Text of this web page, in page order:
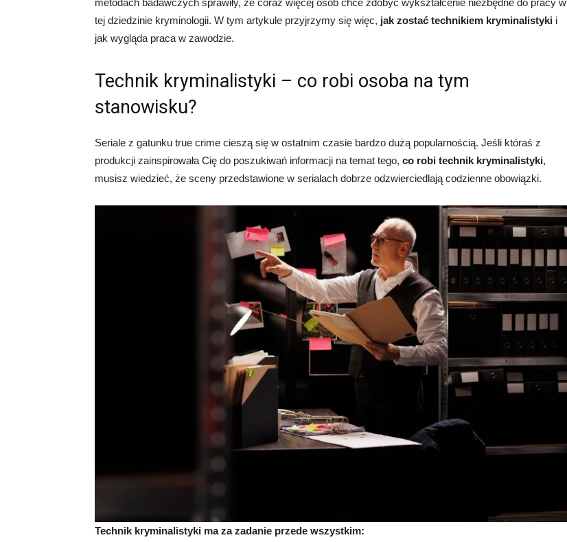
metodach badawczych sprawiły, że coraz więcej osób chce zdobyć wykształcenie niezbędne do pracy w
tej dziedzinie kryminologii. W tym artykule przyjrzymy się więc, jak zostać technikiem kryminalistyki i
jak wygląda praca w zawodzie.
Technik kryminalistyki – co robi osoba na tym
stanowisku?
Seriale z gatunku true crime cieszą się w ostatnim czasie bardzo dużą popularnością. Jeśli któraś z
produkcji zainspirowała Cię do poszukiwań informacji na temat tego, co robi technik kryminalistyki,
musisz wiedzieć, że sceny przedstawione w serialach dobrze odzwierciedlają codzienne obowiązki.
Technik kryminalistyki ma za zadanie przede wszystkim: